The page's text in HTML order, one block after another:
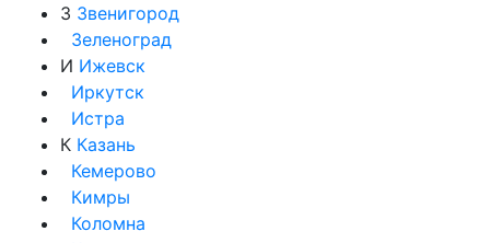
З Звенигород
Зеленоград
И Ижевск
Иркутск
Истра
К Казань
Кемерово
Кимры
Коломна